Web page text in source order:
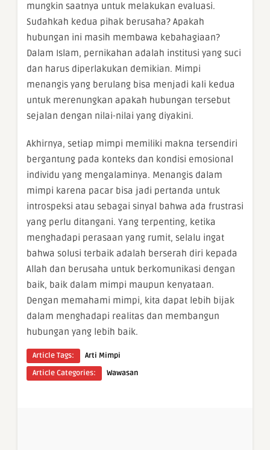
mungkin saatnya untuk melakukan evaluasi.
Sudahkah kedua pihak berusaha? Apakah
hubungan ini masih membawa kebahagiaan?
Dalam Islam, pernikahan adalah institusi yang suci
dan harus diperlakukan demikian. Mimpi
menangis yang berulang bisa menjadi kali kedua
untuk merenungkan apakah hubungan tersebut
sejalan dengan nilai-nilai yang diyakini.
Akhirnya, setiap mimpi memiliki makna tersendiri
bergantung pada konteks dan kondisi emosional
individu yang mengalaminya. Menangis dalam
mimpi karena pacar bisa jadi pertanda untuk
introspeksi atau sebagai sinyal bahwa ada frustrasi
yang perlu ditangani. Yang terpenting, ketika
menghadapi perasaan yang rumit, selalu ingat
bahwa solusi terbaik adalah berserah diri kepada
Allah dan berusaha untuk berkomunikasi dengan
baik, baik dalam mimpi maupun kenyataan.
Dengan memahami mimpi, kita dapat lebih bijak
dalam menghadapi realitas dan membangun
hubungan yang lebih baik.
Article Tags:
Arti Mimpi
Article Categories:
Wawasan